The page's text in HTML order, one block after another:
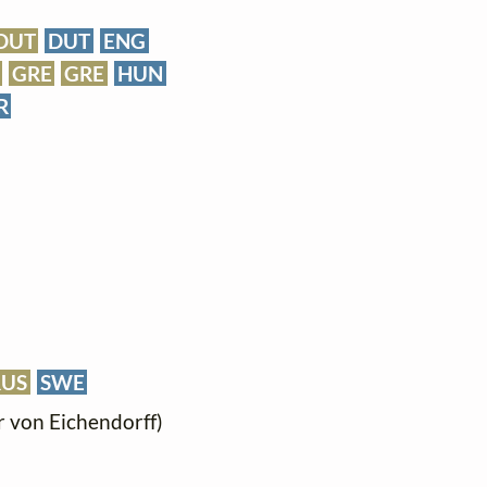
DUT ENG
GRE GRE
HUN
SWE
von Eichendorff)